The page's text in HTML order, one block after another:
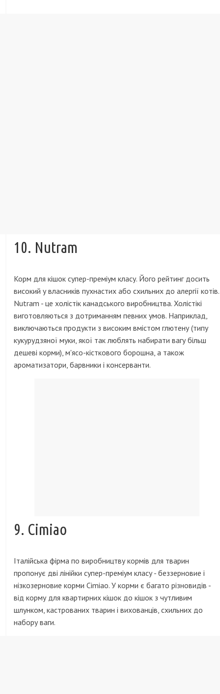
10. Nutram
Корм ​​для кішок супер-преміум класу. Його рейтинг досить
високий у власників пухнастих або схильних до алергії котів.
Nutram - це холістік канадського виробництва. Холістікі
виготовляються з дотриманням певних умов. Наприклад,
виключаються продукти з високим вмістом глютену (типу
кукурудзяної муки, якої так люблять набирати вагу більш
дешеві корми), м'ясо-кісткового борошна, а також
ароматизатори, барвники і консерванти.
9. Cimiao
Італійська фірма по виробництву кормів для тварин
пропонує дві лінійки супер-преміум класу - беззерновие і
нізкозерновие корми Cimiao. У корми є багато різновидів -
від корму для квартирних кішок до кішок з чутливим
шлунком, кастрованих тварин і вихованців, схильних до
набору ваги.